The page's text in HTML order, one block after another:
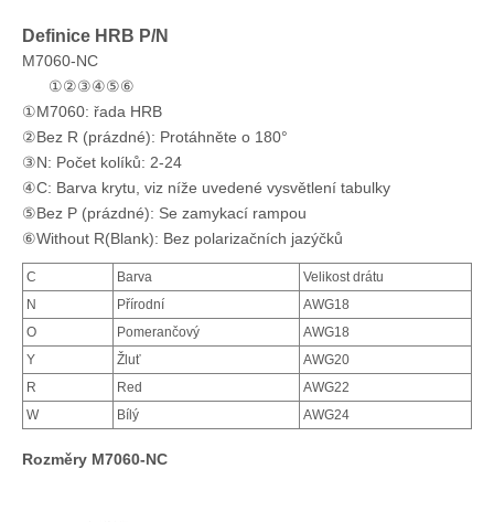
Definice HRB P/N
M7060-NC
①②③④⑤⑥
①M7060: řada HRB
②Bez R (prázdné): Protáhněte o 180°
③N: Počet kolíků: 2-24
④C: Barva krytu, viz níže uvedené vysvětlení tabulky
⑤Bez P (prázdné): Se zamykací rampou
⑥Without R(Blank): Bez polarizačních jazýčků
C Barva
Velikost drátu
N
Přírodní
AWG18
O
Pomerančový
AWG18
Y
Žluť
AWG20
R
Red
AWG22
W
Bílý AWG24
Rozměry M7060-NC